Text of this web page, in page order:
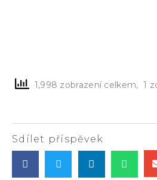
1,998 zobrazení celkem, 1
Sdílet příspěvek